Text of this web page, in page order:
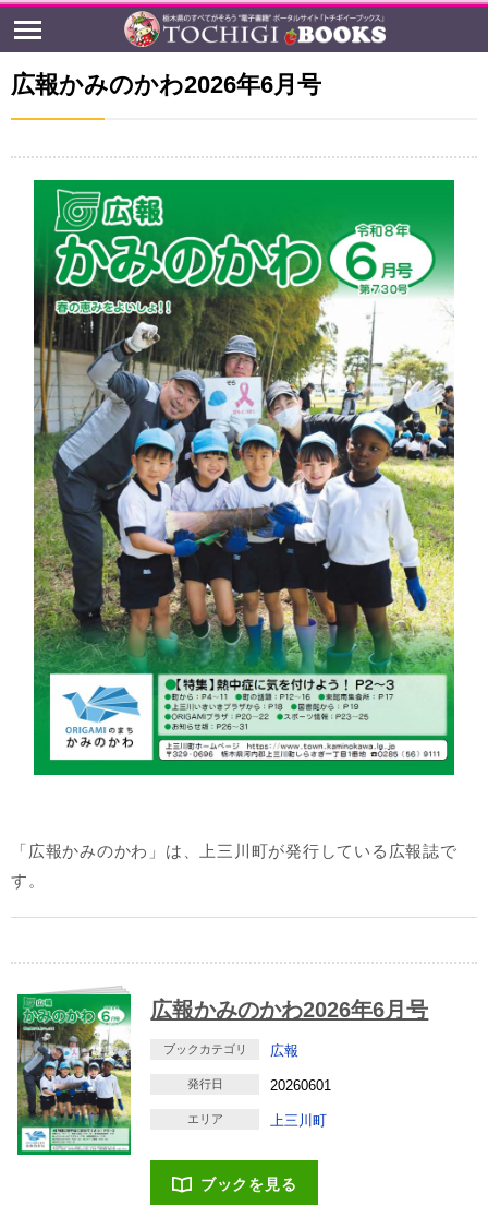
広報かみのかわ2026年6月号
「広報かみのかわ」は、上三川町が発行している広報誌で
す。
広報かみのかわ2026年6月号
ブックカテゴリ 広報
発行日 20260601
エリア 上三川町
ブックを見る